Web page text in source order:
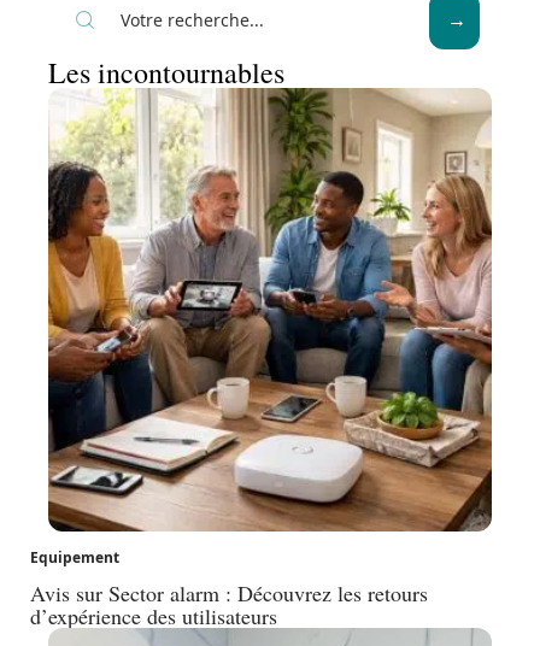
Les incontournables
Equipement
Avis sur Sector alarm : Découvrez les retours
d’expérience des utilisateurs